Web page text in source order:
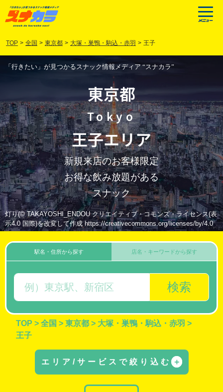
TOP > 全国 > 東京都 > 大塚・巣鴨・駒込・赤羽 > 王子
「行きたい」が見つかるスナック情報メディア “スナカラ”
東京都
Tokyo
王子エリア
新規来店のお客様限定
お得な飲み放題がある
スナック
灯り(© TAKAYOSHI_ENDOU クリエイティブ・コモンズ・ライセンス(表
示4.0 国際)を改変して作成 https://creativecommons.org/licenses/by/4.0
駅名・住所から探す
検索
店名・キーワードから探す
TOP > 全国 > 東京都 > 大塚・巣鴨・駒込・赤羽 >
王子
エリア/サービスで絞り込む ＋